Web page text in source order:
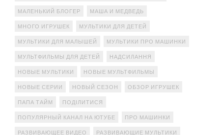
МАЛЕНЬКИЙ БЛОГЕР МАША И МЕДВЕДЬ
МНОГО ИГРУШЕК МУЛЬТИКИ ДЛЯ ДЕТЕЙ
МУЛЬТИКИ ДЛЯ МАЛЫШЕЙ МУЛЬТИКИ ПРО МАШИНКИ
МУЛЬТФИЛЬМЫ ДЛЯ ДЕТЕЙ НАДСИЛАННЯ
НОВЫЕ МУЛЬТИКИ НОВЫЕ МУЛЬТФИЛЬМЫ
НОВЫЕ СЕРИИ НОВЫЙ СЕЗОН ОБЗОР ИГРУШЕК
ПАПА ТАЙМ ПОДІЛИТИСЯ
ПОПУЛЯРНЫЙ КАНАЛ НА ЮТУБЕ ПРО МАШИНКИ
РАЗВИВАЮЩЕЕ ВИДЕО РАЗВИВАЮЩИЕ МУЛЬТИКИ